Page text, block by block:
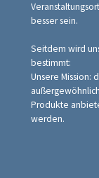
besser sein.
Seitdem wird
bestimmt:
Unsere Mission:
Produkte
werden.